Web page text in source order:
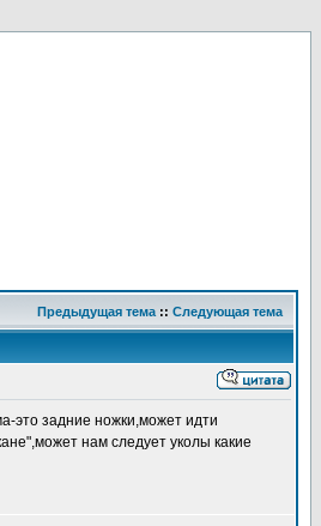
Предыдущая тема :: Следующая тема
это задние ножки,может идти
нам следует уколы какие